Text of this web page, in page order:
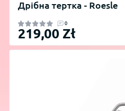
Дрібна тертка - Roesle
0
219,00 Zł